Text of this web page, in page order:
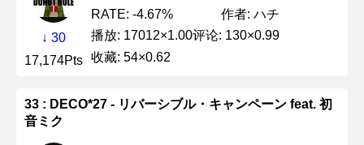
↓ 30
17,174Pts
RATE: -4.67%
作者: ハチ
播放: 17012×1.00评论: 130×0.99
收藏: 54×0.62
33 : DECO*27 - リバーシブル・キャンペーン feat. 初
音ミク